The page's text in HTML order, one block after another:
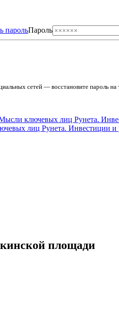
парольПароль
сетей — восстановите пароль
лиц Рунета. Инвестиции и
площади